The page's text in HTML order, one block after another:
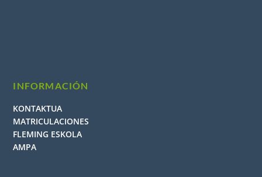
INFORMACIÓN
KONTAKTUA
MATRICULACIONES
FLEMING ESKOLA
AMPA